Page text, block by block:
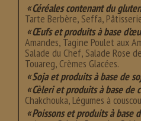
Céréales contenant du gluten
Tarte Berbère, Seffa,
Œufs et produits à base
Amandes, Tagine Poulet aux
Salade du Chef, Salade Rose
Touareg, Crèmes Glacées.
Soja et produits à base de
Cèleri et produits à base de
Chakchouka, Légumes à
Poissons et produits à base